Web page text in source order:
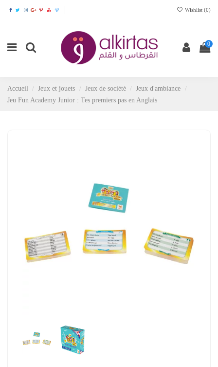
Wishlist (0)
0
Accueil Jeux et jouets Jeux de société
Jeux d'ambiance
Jeu Fun Academy Junior : Tes premiers pas en Anglais